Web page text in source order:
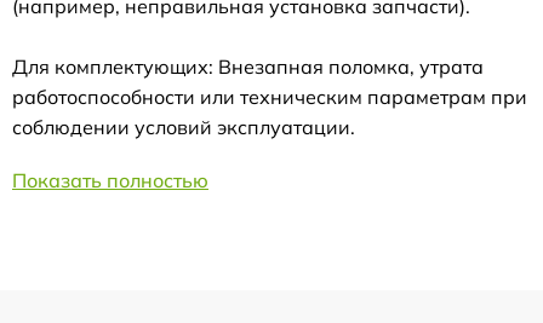
(например, неправильная установка запчасти).
Для комплектующих: Внезапная поломка, утрата
работоспособности или техническим параметрам при
соблюдении условий эксплуатации.
Показать полностью